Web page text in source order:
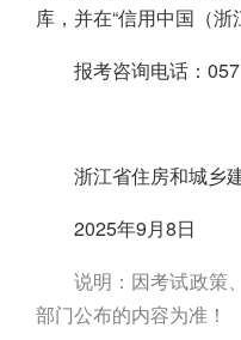
库，并在“信用中国（
报考咨询电话：
浙江省住房和城
2025年9月8日
说明：因考试政策
部门公布的内容为准！